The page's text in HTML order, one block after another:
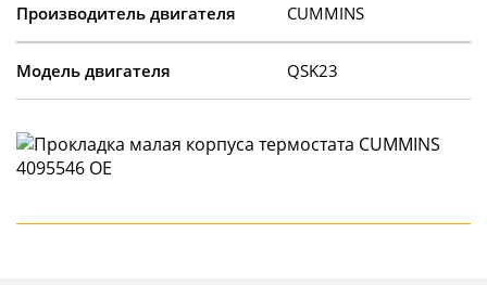
Производитель двигателя CUMMINS
Модель двигателя QSK23